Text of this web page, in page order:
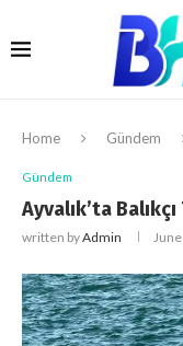
Home Gündem
Gündem
Ayvalık’ta
written byAdmin